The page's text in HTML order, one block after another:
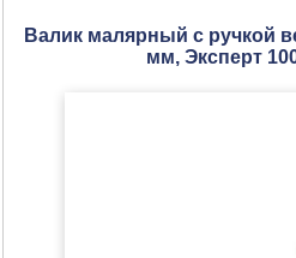
Валик малярный с ручкой
мм, Эксперт